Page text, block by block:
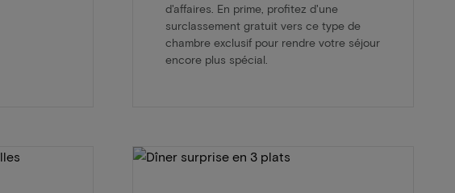
d'affaires. En prime, profitez d'une
surclassement gratuit vers ce type de
chambre exclusif pour rendre votre séjour
encore plus spécial.